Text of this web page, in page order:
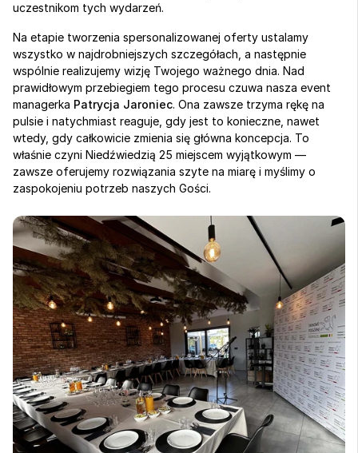
uczestnikom tych wydarzeń.
Na etapie tworzenia spersonalizowanej oferty ustalamy
wszystko w najdrobniejszych szczegółach, a następnie
wspólnie realizujemy wizję Twojego ważnego dnia. Nad
prawidłowym przebiegiem tego procesu czuwa nasza event
managerka Patrycja Jaroniec. Ona zawsze trzyma rękę na
pulsie i natychmiast reaguje, gdy jest to konieczne, nawet
wtedy, gdy całkowicie zmienia się główna koncepcja. To
właśnie czyni Niedźwiedzią 25 miejscem wyjątkowym —
zawsze oferujemy rozwiązania szyte na miarę i myślimy o
zaspokojeniu potrzeb naszych Gości.